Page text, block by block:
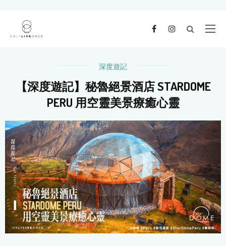
深度遊記
【深度遊記】秘魯絕景酒店 STARDOME
PERU 用空靈美景療癒心靈